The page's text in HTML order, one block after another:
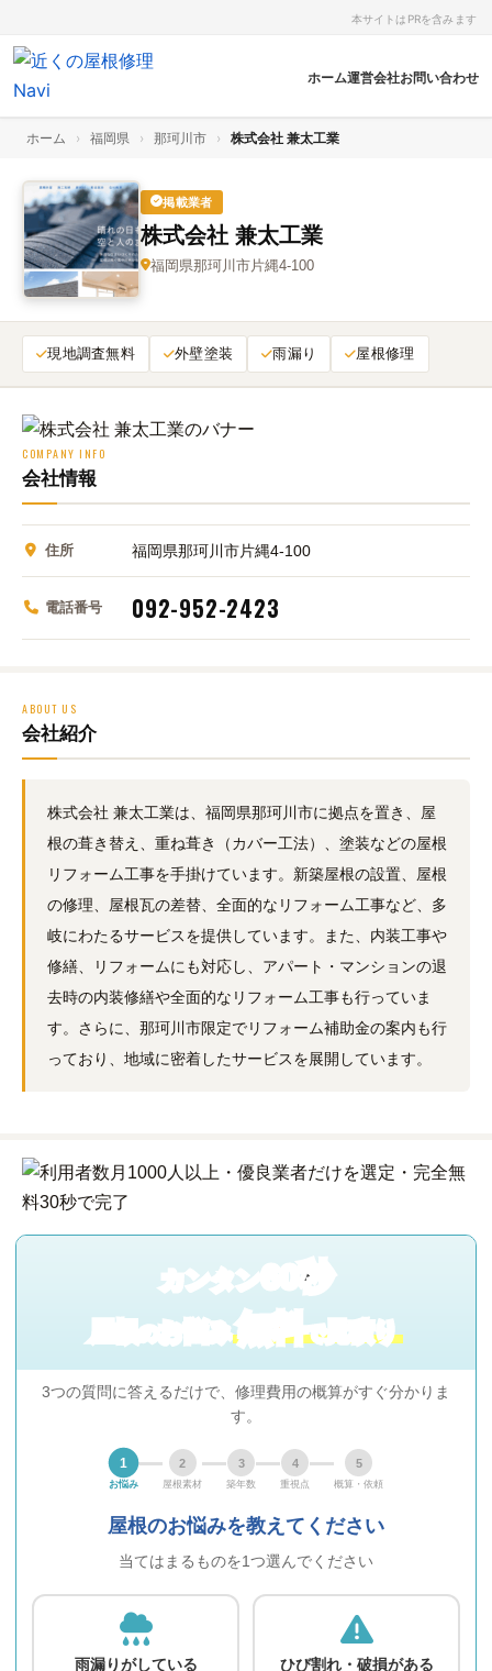
本サイトはPRを含みます
ホーム運営会社お問い合わせ
ホーム › 福岡県 › 那珂川市 › 株式会社 兼太工業
掲載業者
株式会社 兼太工業
福岡県那珂川市片縄4-100
現地調査無料 外壁塗装 雨漏り 屋根修理
COMPANY INFO
会社情報
住所 福岡県那珂川市片縄4-100
電話番号 092-952-2423
ABOUT US
会社紹介
株式会社 兼太工業は、福岡県那珂川市に拠点を置き、屋
根の葺き替え、重ね葺き（カバー工法）、塗装などの屋根
リフォーム工事を手掛けています。新築屋根の設置、屋根
の修理、屋根瓦の差替、全面的なリフォーム工事など、多
岐にわたるサービスを提供しています。また、内装工事や
修繕、リフォームにも対応し、アパート・マンションの退
去時の内装修繕や全面的なリフォーム工事も行っていま
す。さらに、那珂川市限定でリフォーム補助金の案内も行
っており、地域に密着したサービスを展開しています。
カンタン60秒
屋根 の お悩み無料で見積り
3つの質問に答えるだけで、修理費用の概算がすぐ分かりま
す。
1
お悩み
2
屋根素材
3
築年数
4
重視点
5
概算・依頼
屋根のお悩みを教えてください
当てはまるものを1つ選んでください
雨漏りがしている ひび割れ・破損がある